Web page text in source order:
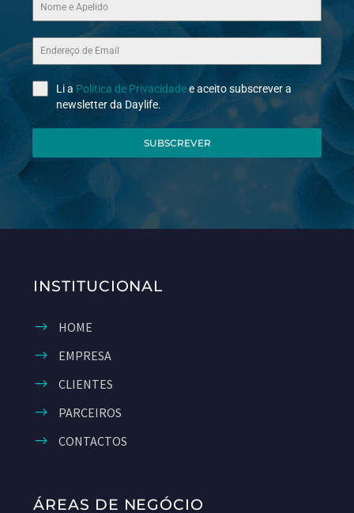
Li a Política de Privacidadee aceito subscrever a
newsletter da Daylife.
SUBSCREVER
INSTITUCIONAL
HOME
EMPRESA
CLIENTES
PARCEIROS
CONTACTOS
ÁREAS DE NEGÓCIO